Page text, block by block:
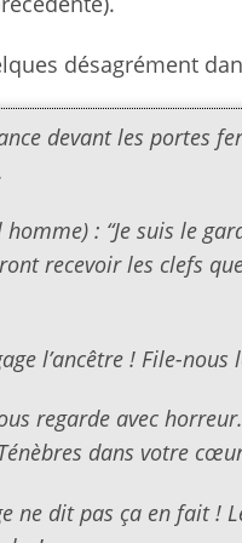
désagrément
devant les portes
: “Je suis le
recevoir les clefs
l’ancêtre ! File-nous
regarde avec horreur.
dans votre
ne dit pas ça en fait !